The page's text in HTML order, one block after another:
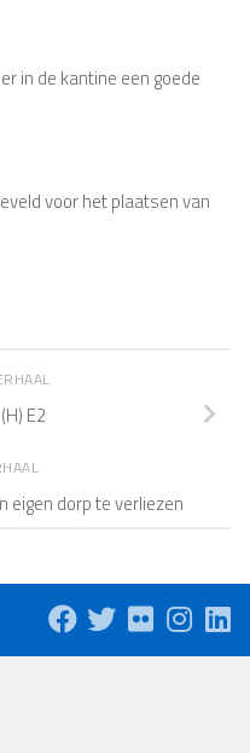
in de kantine een goede
voor het plaatsen van
E2
eigen dorp te verliezen